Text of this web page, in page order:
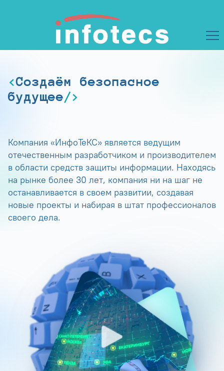
Создаём безопасное
будущее
Компания «ИнфоТеКС» является ведущим
отечественным разработчиком и производителем
в области средств защиты информации. Находясь
на рынке более 30 лет, компания ни на шаг не
останавливается в своем развитии, создавая
новые проекты и набирая в штат профессионалов
своего дела.